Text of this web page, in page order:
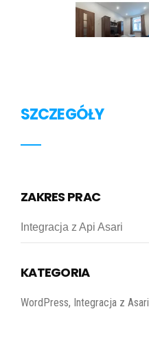
SZCZEGÓŁY
ZAKRES PRAC
Integracja z Api Asari
KATEGORIA
WordPress, Integracja z Asari